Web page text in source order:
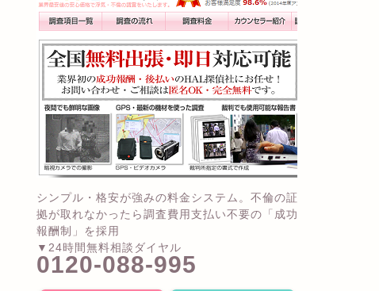
シンプル・格安が強みの料金システム。不倫の証
拠が取れなかったら調査費用支払い不要の「成功
報酬制」を採用
▼24時間無料相談ダイヤル
0120-088-995